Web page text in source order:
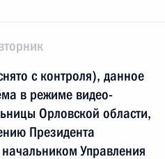
с контроля), данное
в режиме видео-
Орловской области,
Президента
Управления